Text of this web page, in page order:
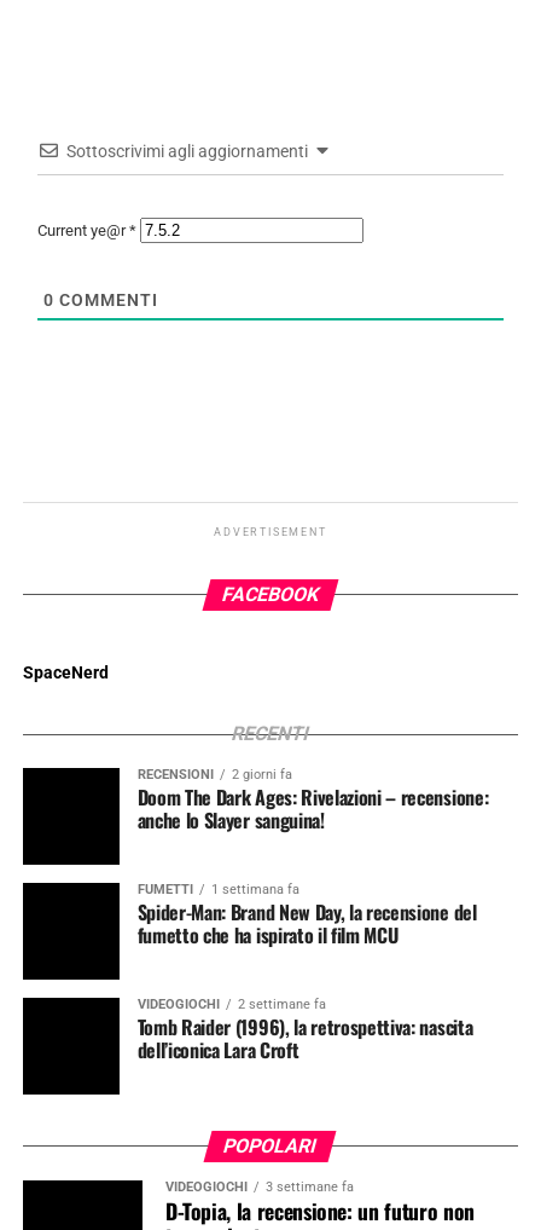
Sottoscrivimi agli aggiornamenti
Current ye@r*
0 COMMENTI
ADVERTISEMENT
FACEBOOK
SpaceNerd
RECENTI
RECENSIONI 2 giorni fa
Doom The Dark Ages: Rivelazioni – recensione:
anche lo Slayer sanguina!
FUMETTI 1 settimana fa
Spider-Man: Brand New Day, la recensione del
fumetto che ha ispirato il film MCU
VIDEOGIOCHI 2 settimane fa
Tomb Raider (1996), la retrospettiva: nascita
dell’iconica Lara Croft
POPOLARI
VIDEOGIOCHI 3 settimane fa
D-Topia, la recensione: un futuro non